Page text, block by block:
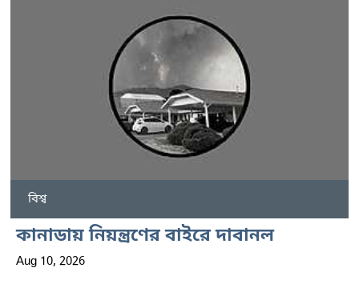
বিশ্ব
কানাডায় নিয়ন্ত্রণের বাইরে দাবানল
Aug 10, 2026